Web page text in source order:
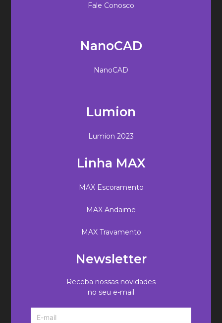
Fale Conosco
NanoCAD
NanoCAD
Lumion
Lumion 2023
Linha MAX
MAX Escoramento
MAX Andaime
MAX Travamento
Newsletter
Receba nossas novidades
no seu e-mail